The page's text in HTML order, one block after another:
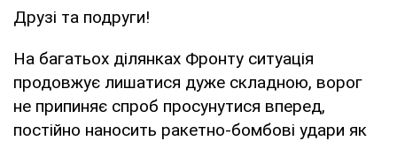
Друзі та подруги!
На багатьох ділянках Фронту ситуація
продовжує лишатися дуже складною, ворог
не припиняє спроб просунутися вперед,
постійно наносить ракетно-бомбові удари як